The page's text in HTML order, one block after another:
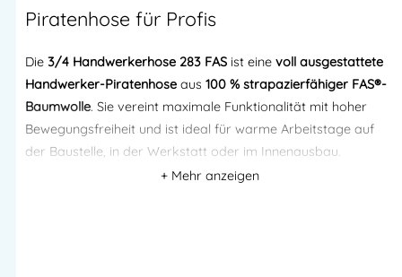
Piratenhose für Profis
Die 3/4 Handwerkerhose 283 FAS ist eine voll ausgestattete
Handwerker-Piratenhose aus 100 % strapazierfähiger FAS®-
Baumwolle. Sie vereint maximale Funktionalität mit hoher
Bewegungsfreiheit und ist ideal für warme Arbeitstage auf
der Baustelle, in der Werkstatt oder im Innenausbau.
CORDURA®-verstärkter Hängetaschen, Knietaschen